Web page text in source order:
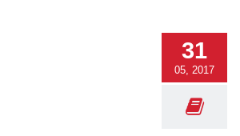
31
05, 2017